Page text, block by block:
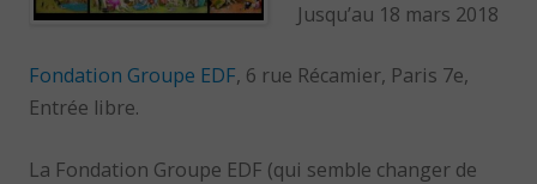
Jusqu’au 18 mars 2018
Fondation Groupe EDF, 6 rue Récamier, Paris 7e,
Entrée libre.
La Fondation Groupe EDF (qui semble changer de